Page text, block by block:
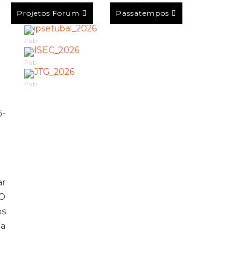
Projetos Forum Passatempos
Pub
Pub
Pub